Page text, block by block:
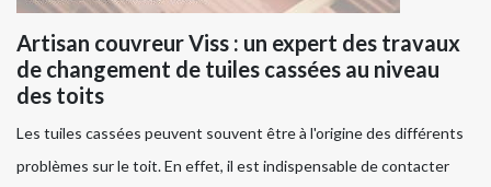
Artisan couvreur Viss : un expert des travaux
de changement de tuiles cassées au niveau
des toits
Les tuiles cassées peuvent souvent être à l'origine des différents
problèmes sur le toit. En effet, il est indispensable de contacter